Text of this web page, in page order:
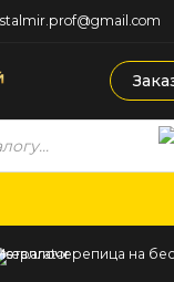
stalmir.prof@gmail.com
на